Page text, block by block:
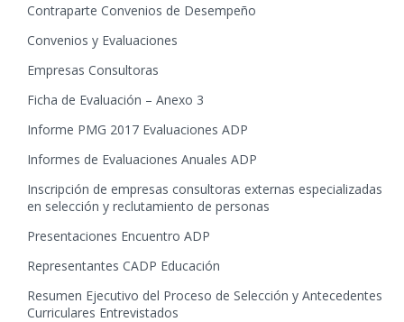
Contraparte Convenios de Desempeño
Convenios y Evaluaciones
Empresas Consultoras
Ficha de Evaluación – Anexo 3
Informe PMG 2017 Evaluaciones ADP
Informes de Evaluaciones Anuales ADP
Inscripción de empresas consultoras externas especializadas
en selección y reclutamiento de personas
Presentaciones Encuentro ADP
Representantes CADP Educación
Resumen Ejecutivo del Proceso de Selección y Antecedentes
Curriculares Entrevistados